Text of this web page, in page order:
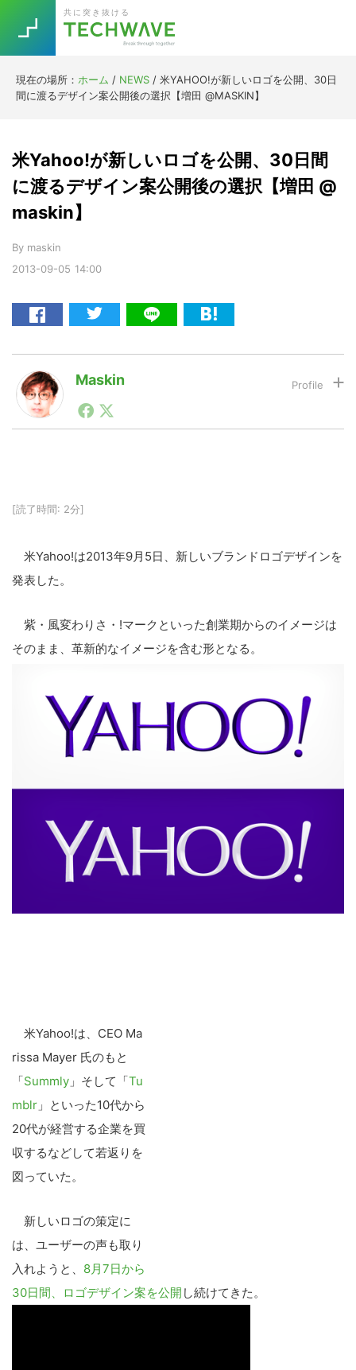
primary
navigation
main
content
primary
sidebar
footer
共に突き抜ける
現在の場所： ホーム / NEWS / 米YAHOO!が新しいロゴを公開、30日
間に渡るデザイン案公開後の選択【増田 @MASKIN】
2013-09-05 14:00
米Yahoo!が新しいロゴを公開、30日間
に渡るデザイン案公開後の選択【増田 @
maskin】
By maskin
Maskin
1990年代初頭から記者としてまた起業家としてITスタ
ートアップ業界のハードウェアからソフトウェアの事業
スクとして数億PV事業に。世界最大IT系メディア（ス
注力中。
[読了時間: 2分]
米Yahoo!は2013年9月5日、新しいブランドロゴデザインを
発表した。
紫・風変わりさ・!マークといった創業期からのイメージは
そのまま、革新的なイメージを含む形となる。
米Yahoo!は、CEO Ma
rissa Mayer 氏のもと
「Summly 」そして「Tu
mblr 」といった10代から
20代が経営する企業を買
収するなどして若返りを
図っていた。
新しいロゴの策定に
は、ユーザーの声も取り
入れようと、 8月7日から
30日間、ロゴデザイン案を公開 し続けてきた。
TOPICS
RE:LIFE
Re:Work
AI
暗号資産
VR/AR
[Startup]
[Voice Edition]
[YouTube]
LINE
特集
Block Data Bank
Trend 今話題の注目キーワード
5G Asana テレワーク
ニューノーマル
Daily Weekly